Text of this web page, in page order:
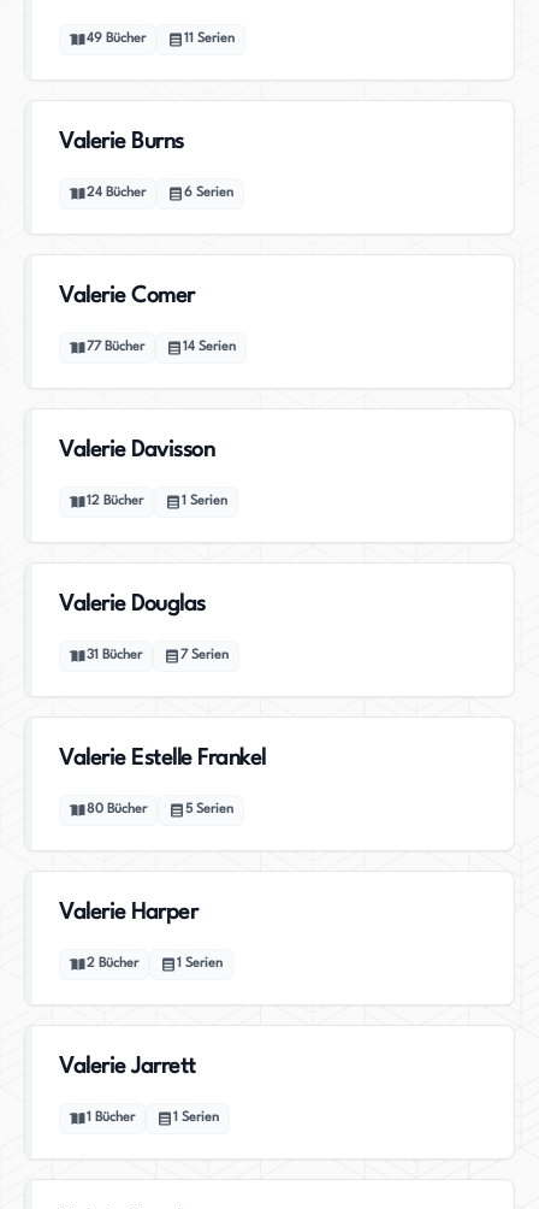
49 Bücher 11 Serien
Valerie Burns
24 Bücher 6 Serien
Valerie Comer
77 Bücher 14 Serien
Valerie Davisson
12 Bücher 1 Serien
Valerie Douglas
31 Bücher 7 Serien
Valerie Estelle Frankel
80 Bücher 5 Serien
Valerie Harper
2 Bücher 1 Serien
Valerie Jarrett
1 Bücher 1 Serien